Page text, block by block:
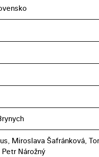
Miroslava Šafránková,
Nárožný